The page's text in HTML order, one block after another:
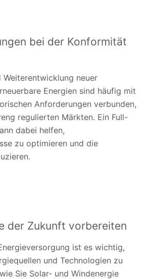
bei der Konformität
Weiterentwicklung neuer
Energien sind häufig mit
Anforderungen verbunden,
regulierten Märkten. Ein Full-
dabei helfen,
zu optimieren und die
der Zukunft vorbereiten
ist es wichtig,
und Technologien zu
Sie Solar- und Windenergie